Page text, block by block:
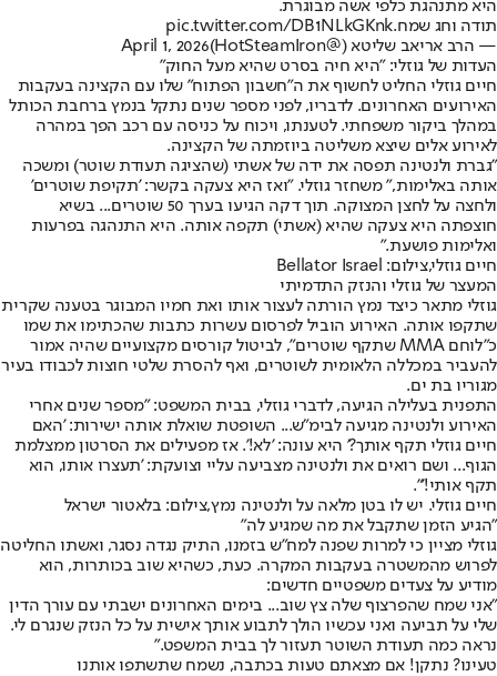
היא מתנהגת כלפי אשה מבוגרת.
תודה וחג שמח.pic.twitter.com/DB1NLkGKnk
— הרב אריאב שליטא (@HotSteamIron)
April 1, 2026
העדות של גוזלי: "היא חיה בסרט שהיא מעל החוק"
חיים גוזלי החליט לחשוף את ה"חשבון הפתוח" שלו עם הקצינה בעקבות
האירועים האחרונים. לדבריו, לפני מספר שנים נתקל בנמץ ברחבת הכותל
במהלך ביקור משפחתי. לטענתו, ויכוח על כניסה עם רכב הפך במהרה
לאירוע אלים שיצא משליטה ביוזמתה של הקצינה.
"גברת ולנטינה תפסה את ידה של אשתי (שהציגה תעודת שוטר) ומשכה
אותה באלימות," משחזר גוזלי. "ואז היא צעקה בקשר: 'תקיפת שוטרים'
ולחצה על לחצן המצוקה. תוך דקה הגיעו בערך 50 שוטרים... בשיא
חוצפתה היא צעקה שהיא (אשתי) תקפה אותה. היא התנהגה בפרעות
ואלימות פושעת."
חיים גוזלי,צילום: Bellator Israel
המעצר של גוזלי והנזק התדמיתי
גוזלי מתאר כיצד נמץ הורתה לעצור אותו ואת חמיו המבוגר בטענה שקרית
שתקפו אותה. האירוע הוביל לפרסום עשרות כתבות שהכתימו את שמו
כ"לוחם MMA שתקף שוטרים", לביטול קורסים מקצועיים שהיה אמור
להעביר במכללה הלאומית לשוטרים, ואף להסרת שלטי חוצות לכבודו בעיר
מגוריו בת ים.
התפנית בעלילה הגיעה, לדברי גוזלי, בבית המשפט: "מספר שנים אחרי
האירוע ולנטינה מגיעה לבימ"ש... השופטת שואלת אותה ישירות: 'האם
חיים גוזלי תקף אותך?' היא עונה: 'לא!'. אז מפעילים את הסרטון ממצלמת
הגוף... ושם רואים את ולנטינה מצביעה עליי וצועקת: 'תעצרו אותו, הוא
תקף אותי!'".
חיים גוזלי. יש לו בטן מלאה על ולנטינה נמץ,צילום: בלאטור ישראל
"הגיע הזמן שתקבל את מה שמגיע לה"
גוזלי מציין כי למרות שפנה למח"ש בזמנו, התיק נגדה נסגר, ואשתו החליטה
לפרוש מהמשטרה בעקבות המקרה. כעת, כשהיא שוב בכותרות, הוא
מודיע על צעדים משפטיים חדשים:
"אני שמח שהפרצוף שלה צץ שוב... בימים האחרונים ישבתי עם עורך הדין
שלי על תביעה ואני עכשיו הולך לתבוע אותך אישית על כל הנזק שנגרם לי.
נראה כמה תעודת השוטר תעזור לך בבית המשפט."
טעינו? נתקן! אם מצאתם טעות בכתבה, נשמח שתשתפו אותנו